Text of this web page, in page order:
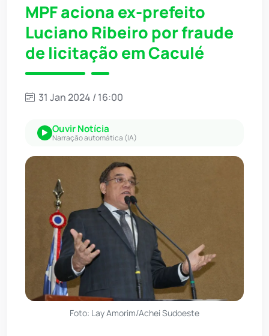
MPF aciona ex-prefeito
Luciano Ribeiro por fraude
de licitação em Caculé
31 Jan 2024 / 16:00
Ouvir Notícia
Narração automática (IA)
Foto: Lay Amorim/Achei Sudoeste